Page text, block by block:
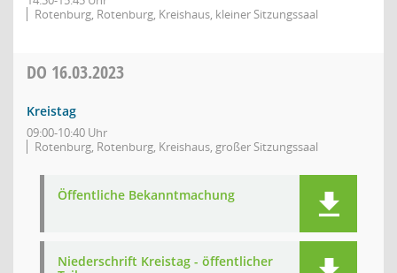
Rotenburg, Rotenburg, Kreishaus, kleiner Sitzungssaal
DO 16.03.2023
Kreistag
09:00-10:40 Uhr
Rotenburg, Rotenburg, Kreishaus, großer Sitzungssaal
Öffentliche Bekanntmachung
Niederschrift Kreistag - öffentlicher